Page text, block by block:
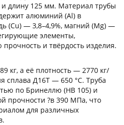
длину 125 мм. Материал трубы
алюминий (Al) в
(Cu) — 3,8–4,9%, магний (Mg) —
элементы,
и твёрдость изделия.
кг, а её плотность — 2770 кг/
сплава Д16Т — 650 °C. Труба
по Бринеллю (HB 105) и
прочности ?в 390 МПа, что
для различных